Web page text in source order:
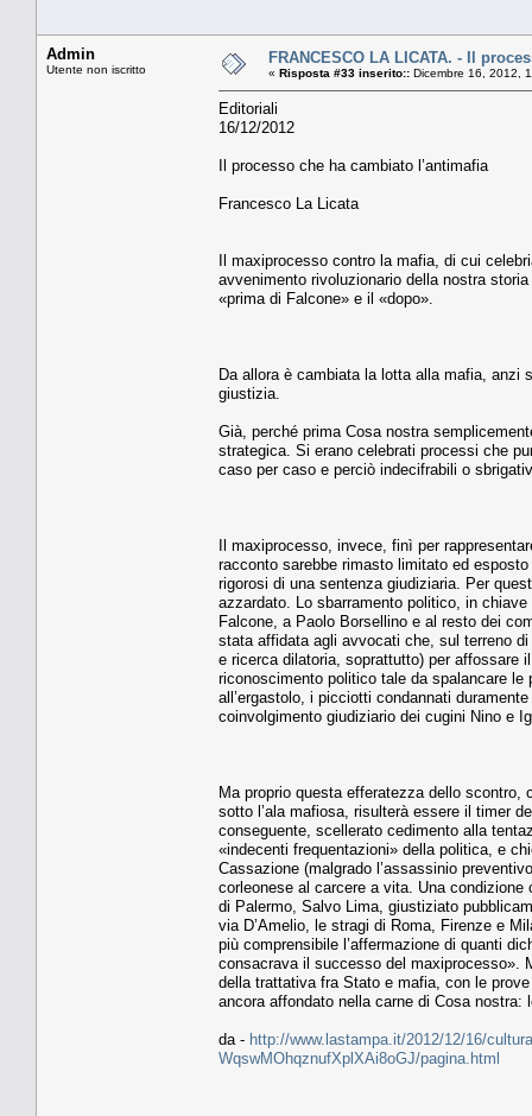
Admin
Utente non iscritto
FRANCESCO LA LICATA. - Il
« Risposta #33 inserito:: Dicembre 16, 2012,
Editoriali
16/12/2012
Il processo che ha cambiato l’antimafia
Francesco La Licata
Il maxiprocesso contro la mafia, di cui
avvenimento rivoluzionario della nostra
«prima di Falcone» e il «dopo».
Da allora è cambiata la lotta alla mafia, anzi
giustizia.
Già, perché prima Cosa nostra
strategica. Si erano celebrati processi che
caso per caso e perciò indecifrabili o
Il maxiprocesso, invece, finì per
racconto sarebbe rimasto limitato ed
rigorosi di una sentenza giudiziaria. Per
azzardato. Lo sbarramento politico, in
Falcone, a Paolo Borsellino e al resto dei
stata affidata agli avvocati che, sul terreno
e ricerca dilatoria, soprattutto) per affossare
riconoscimento politico tale da spalancare
all’ergastolo, i picciotti condannati
coinvolgimento giudiziario dei cugini Nino e
Ma proprio questa efferatezza dello
sotto l’ala mafiosa, risulterà essere il timer
conseguente, scellerato cedimento alla
«indecenti frequentazioni» della politica, e
Cassazione (malgrado l’assassinio
corleonese al carcere a vita. Una condizione
di Palermo, Salvo Lima, giustiziato
via D’Amelio, le stragi di Roma, Firenze e
più comprensibile l’affermazione di quanti
consacrava il successo del maxiprocesso».
della trattativa fra Stato e mafia, con le
ancora affondato nella carne di Cosa
da - http://www.lastampa.it/2012/12/16/
WqswMOhqznufXplXAi8oGJ/pagina.html